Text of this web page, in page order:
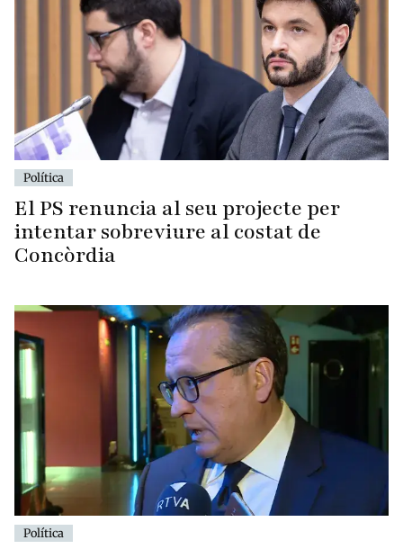
Política
El PS renuncia al seu projecte per
intentar sobreviure al costat de
Concòrdia
Política